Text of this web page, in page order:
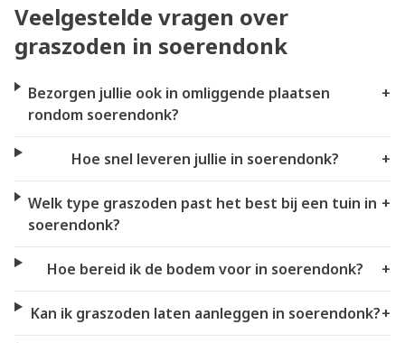
Veelgestelde vragen over
graszoden in soerendonk
Bezorgen jullie ook in omliggende plaatsen
rondom soerendonk?
+
Hoe snel leveren jullie in soerendonk? +
Welk type graszoden past het best bij een tuin in
soerendonk?
+
Hoe bereid ik de bodem voor in soerendonk? +
Kan ik graszoden laten aanleggen in soerendonk?+